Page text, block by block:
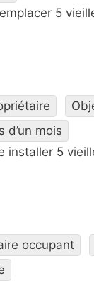
5
mois
5
occupant